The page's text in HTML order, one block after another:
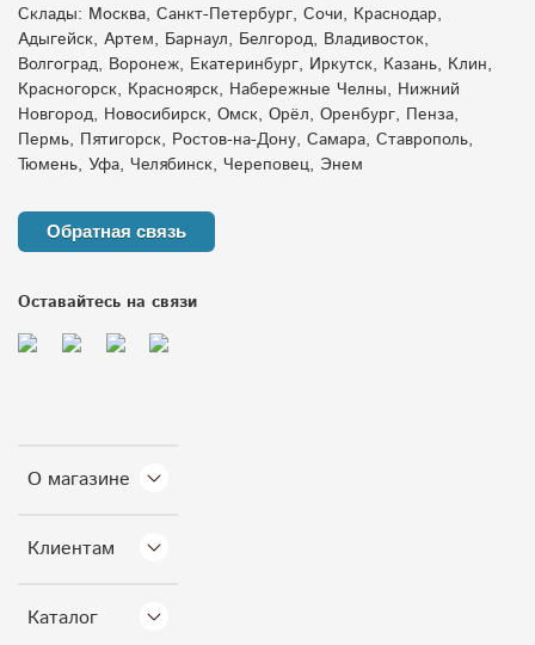
О магазине
Клиентам
Каталог
Склады: Москва, Санкт-Петербург, Сочи, Краснодар,
Адыгейск, Артем, Барнаул, Белгород, Владивосток,
Волгоград, Воронеж, Екатеринбург, Иркутск, Казань, Клин,
Красногорск, Красноярск, Набережные Челны, Нижний
Новгород, Новосибирск, Омск, Орёл, Оренбург, Пенза,
Пермь, Пятигорск, Ростов-на-Дону, Самара, Ставрополь,
Тюмень, Уфа, Челябинск, Череповец, Энем
Обратная связь
Оставайтесь на связи